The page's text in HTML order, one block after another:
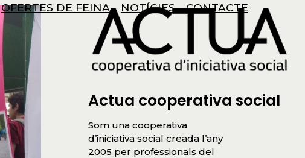
OFERTES DE FEINA NOTÍCIES CONTACTE
Actua cooperativa social
Som una cooperativa
d’iniciativa social creada l’any
2005 per professionals del